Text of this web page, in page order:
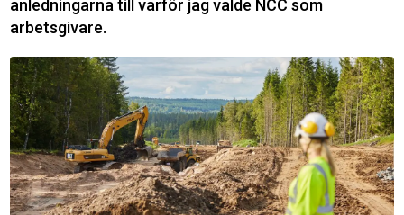
anledningarna till varför jag valde NCC som
arbetsgivare.